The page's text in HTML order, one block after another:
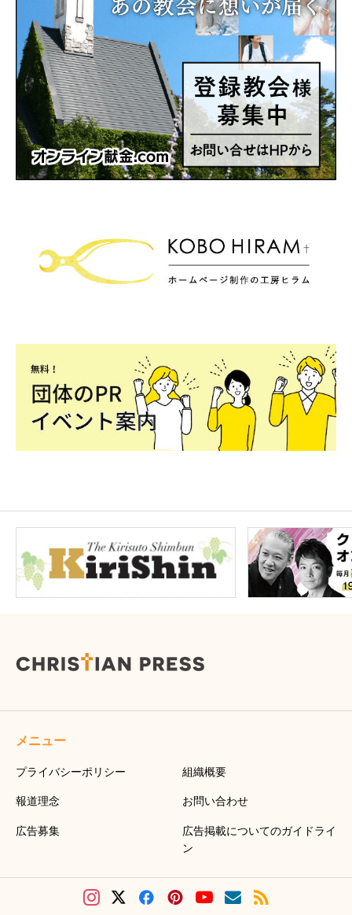
メニュー
プライバシーポリシー 組織概要
報道理念 お問い合わせ
広告募集
広告掲載についてのガイドライ
ン